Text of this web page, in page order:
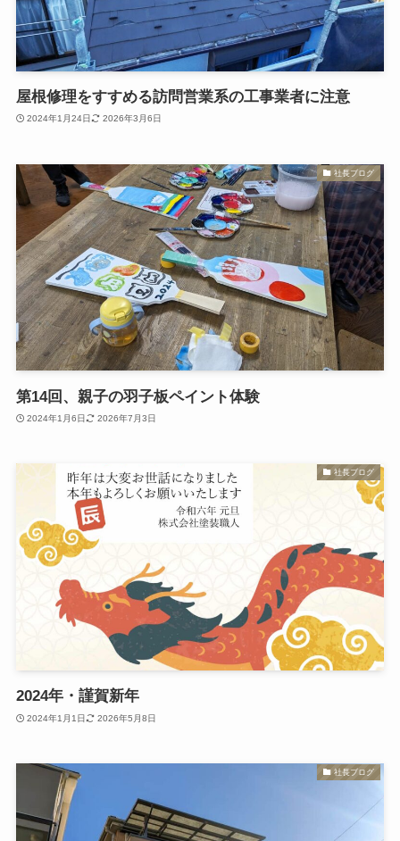
屋根修理をすすめる訪問営業系の工事業者に注意
2024年1月24日 2026年3月6日
社長ブログ
第14回、親子の羽子板ペイント体験
2024年1月6日 2026年7月3日
社長ブログ
2024年・謹賀新年
2024年1月1日 2026年5月8日
社長ブログ